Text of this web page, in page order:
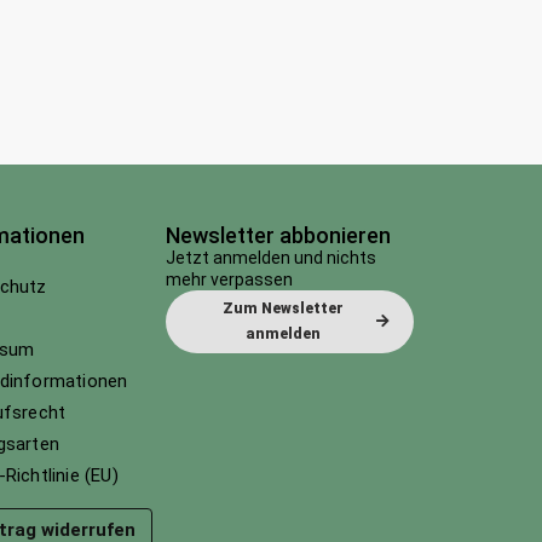
(EU)
widerrufen
Newsletter abbonieren
Jetzt anmelden und nichts
mehr verpassen
Zum Newsletter
anmelden